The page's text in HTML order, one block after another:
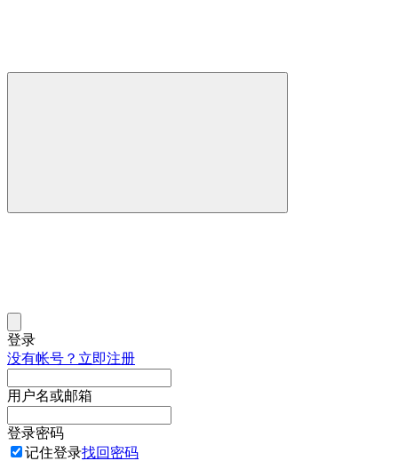
登录
没有帐号？立即注册
用户名或邮箱
登录密码
记住登录找回密码